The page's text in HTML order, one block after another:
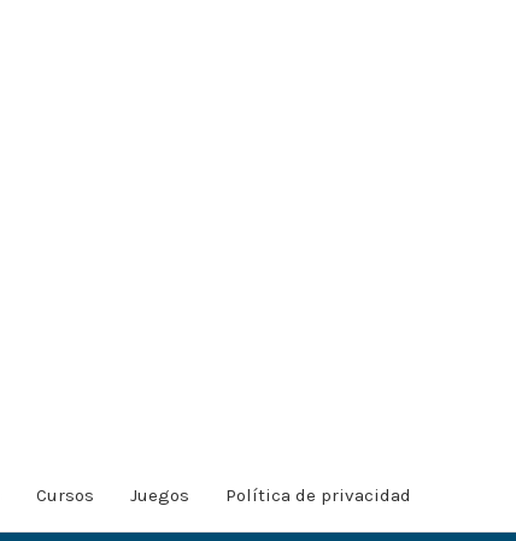
Cursos Juegos Política de privacidad